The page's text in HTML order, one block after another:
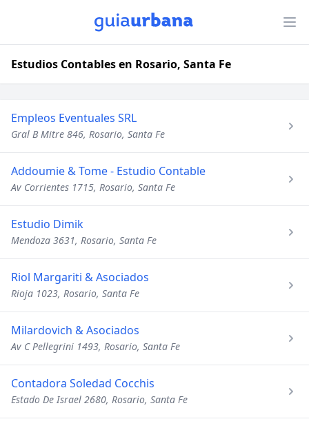
Estudios Contables en Rosario, Santa Fe
Empleos Eventuales SRL
Gral B Mitre 846, Rosario, Santa Fe
Addoumie & Tome - Estudio Contable
Av Corrientes 1715, Rosario, Santa Fe
Estudio Dimik
Mendoza 3631, Rosario, Santa Fe
Riol Margariti & Asociados
Rioja 1023, Rosario, Santa Fe
Milardovich & Asociados
Av C Pellegrini 1493, Rosario, Santa Fe
Contadora Soledad Cocchis
Estado De Israel 2680, Rosario, Santa Fe